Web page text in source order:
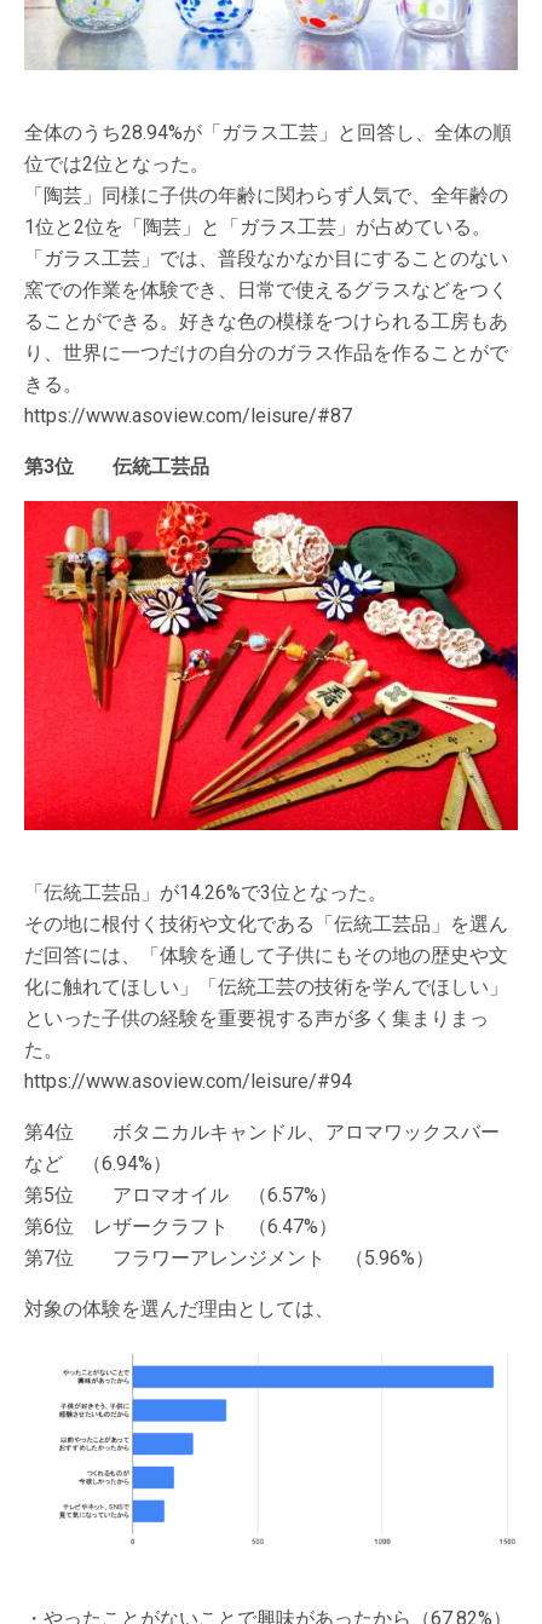
全体のうち28.94%が「ガラス工芸」と回答し、全体の順
位では2位となった。
「陶芸」同様に子供の年齢に関わらず人気で、全年齢の
1位と2位を「陶芸」と「ガラス工芸」が占めている。
「ガラス工芸」では、普段なかなか目にすることのない
窯での作業を体験でき、日常で使えるグラスなどをつく
ることができる。好きな色の模様をつけられる工房もあ
り、世界に一つだけの自分のガラス作品を作ることがで
きる。
https://www.asoview.com/leisure/#87
第3位 伝統工芸品
「伝統工芸品」が14.26%で3位となった。
その地に根付く技術や文化である「伝統工芸品」を選ん
だ回答には、「体験を通して子供にもその地の歴史や文
化に触れてほしい」「伝統工芸の技術を学んでほしい」
といった子供の経験を重要視する声が多く集まりまっ
た。
https://www.asoview.com/leisure/#94
第4位 ボタニカルキャンドル、アロマワックスバー
など （6.94%）
第5位 アロマオイル （6.57%）
第6位 レザークラフト （6.47%）
第7位 フラワーアレンジメント （5.96%）
対象の体験を選んだ理由としては、
・やったことがないことで興味があったから（67.82%）